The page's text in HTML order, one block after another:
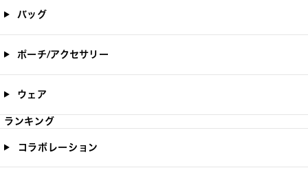
バッグ
ポーチ/アクセサリー
ウェア
ランキング
コラボレーション